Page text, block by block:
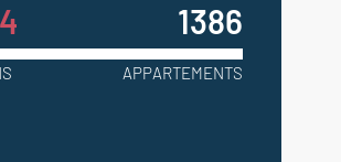
1386
APPARTEMENTS